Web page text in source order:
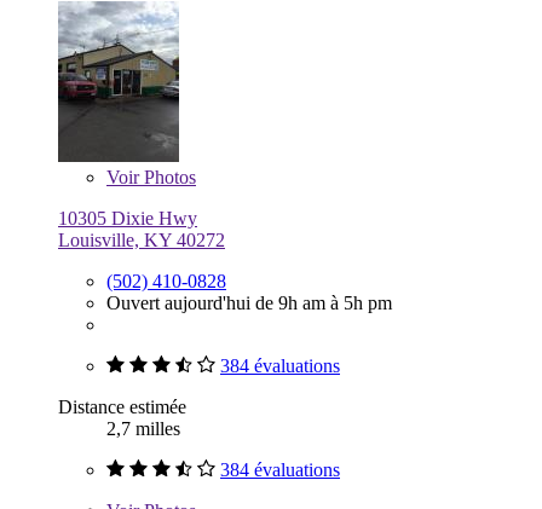
VoirPhotos
10305 Dixie Hwy
Louisville, KY 40272
(502) 410-0828
Ouvert aujourd'hui de 9h am à 5h pm
384 évaluations
Distance estimée
2,7 milles
384 évaluations